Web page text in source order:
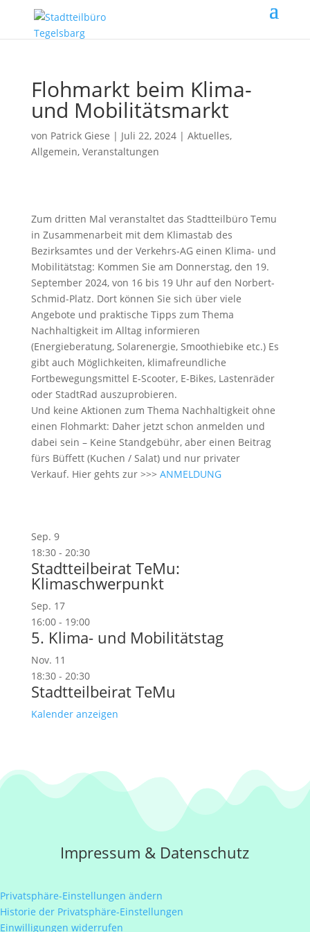
Flohmarkt beim Klima-
und Mobilitätsmarkt
von Patrick Giese | Juli 22, 2024| Aktuelles,
Allgemein, Veranstaltungen
Zum dritten Mal veranstaltet das Stadtteilbüro Temu
in Zusammenarbeit mit dem Klimastab des
Bezirksamtes und der Verkehrs-AG einen Klima- und
Mobilitätstag: Kommen Sie am Donnerstag, den 19.
September 2024, von 16 bis 19 Uhr auf den Norbert-
Schmid-Platz. Dort können Sie sich über viele
Angebote und praktische Tipps zum Thema
Nachhaltigkeit im Alltag informieren
(Energieberatung, Solarenergie, Smoothiebike etc.) Es
gibt auch Möglichkeiten, klimafreundliche
Fortbewegungsmittel E-Scooter, E-Bikes, Lastenräder
oder StadtRad auszuprobieren.
Und keine Aktionen zum Thema Nachhaltigkeit ohne
einen Flohmarkt: Daher jetzt schon anmelden und
dabei sein – Keine Standgebühr, aber einen Beitrag
fürs Büffett (Kuchen / Salat) und nur privater
Verkauf. Hier gehts zur >>> ANMELDUNG
Sep. 9
18:30- 20:30
Stadtteilbeirat TeMu:
Klimaschwerpunkt
Sep. 17
16:00- 19:00
5. Klima- und Mobilitätstag
Nov. 11
18:30- 20:30
Stadtteilbeirat TeMu
Kalender anzeigen
Impressum & Datenschutz
Privatsphäre-Einstellungen ändern
Historie der Privatsphäre-Einstellungen
Einwilligungen widerrufen